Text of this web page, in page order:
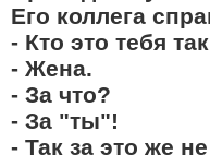
Его коллега
- Кто это тебя
- Жена.
- За что?
- За "ты"!
- Так за это же